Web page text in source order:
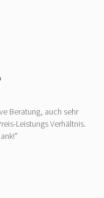
Beratung, auch sehr
Leistungs Verhältnis.